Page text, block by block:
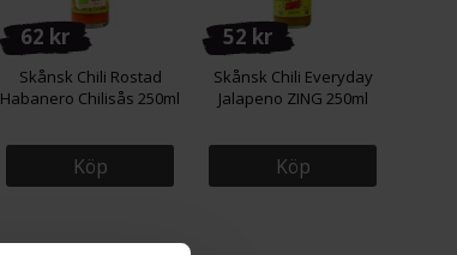
62 kr
Skånsk Chili Rostad
Habanero Chilisås 250ml
Köp
52 kr
Skånsk Chili Everyday
Jalapeno ZING 250ml
Köp